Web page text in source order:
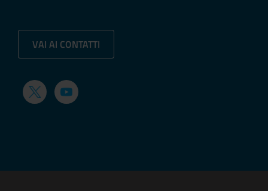
VAI AI CONTATTI
TwitterYouTube